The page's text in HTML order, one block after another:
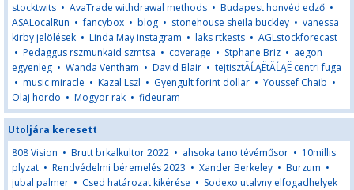
stocktwits • AvaTrade withdrawal methods • Budapest honvéd edző •
ASALocalRun •fancybox • blog • stonehouse sheila buckley • vanessa
kirby jelölések • Linda May instagram • laks rtkests • AGLstockforecast
• Pedaggus rszmunkaid szmtsa • coverage • Stphane Briz • aegon
egyenleg • Wanda Ventham • David Blair • tejtisztÄĹĄËtÄĹĄË centri fuga
• music miracle • Kazal Lszl • Gyengult forint dollar • Youssef Chaib •
Olaj hordo • Mogyor rak • fideuram
Utoljára keresett
808 Vision • Brutt brkalkultor 2022 • ahsoka tano tévéműsor • 10millis
plyzat • Rendvédelmi béremelés 2023 • Xander Berkeley • Burzum •
jubal palmer • Csed határozat kikérése • Sodexo utalvny elfogadhelyek